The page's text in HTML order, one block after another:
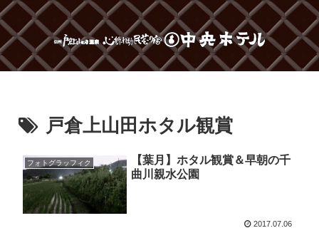
戸倉上山田ホタル観賞
フォトグラッフィク
【葉月】ホタル観賞＆早朝の千
曲川親水公園
2017.07.06